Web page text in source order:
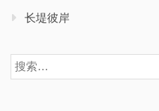
长堤彼岸
搜
索：